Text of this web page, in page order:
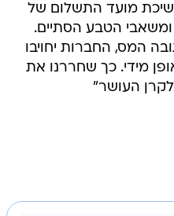
מועד התשלום של
הטבע הסתיים.
המס, החברות יחויבו
ממנו באופן מידי. כך שחררנו את
העושר"